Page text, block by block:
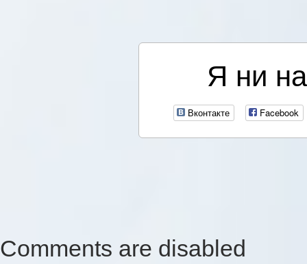
Я ни
Вконтакте Facebook
Comments are disabled